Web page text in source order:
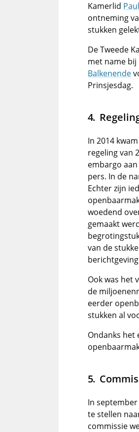
Kamerlid
ontneming
stukken
De Tweede
met name bij
Balkenende
Prinsjesdag.
In 2014
regeling van
embargo
pers. In de
Echter zijn
woedend
gemaakt
van de
Ook was het
de
eerder
stukken al
Ondanks het
In
te stellen
commissie